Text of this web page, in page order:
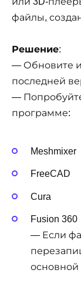
файлы,
Решение:
— Обновите
последней
—
программе:
Meshmixer
FreeCAD
Cura
Fusion 360
— Если
основной